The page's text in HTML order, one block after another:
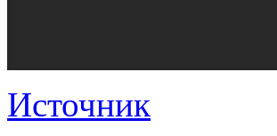
Источник